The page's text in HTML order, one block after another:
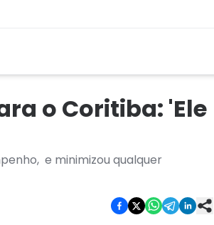
o Coritiba: 'Ele
e minimizou qualquer